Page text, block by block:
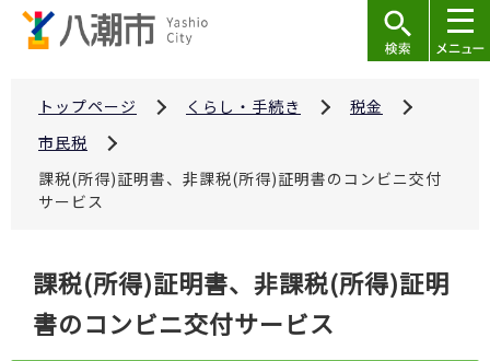
トップページ くらし・手続き
税金
市民税
課税(所得)証明書、非課税(所得)証明書のコンビニ交付
サービス
課税(所得)証明書、非課税(所得)証明
書のコンビニ交付サービス